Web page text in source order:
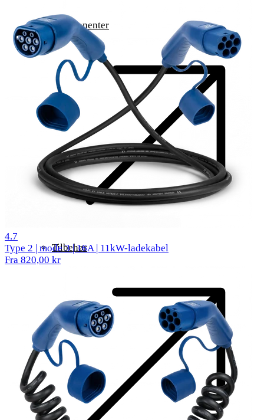
Komponenter
Tilbehør
4.7
Type 2 | mode 3 | 16A | 11kW-ladekabel
Fra 820,00 kr